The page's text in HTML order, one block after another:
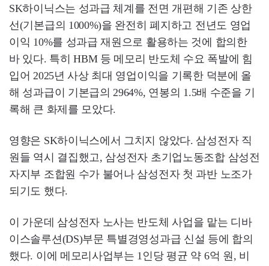
SK하이닉스는 성과급 체계를 전면 개편해 기존 상한
선(기본급의 1000%)을 완전히 폐지하고 전년도 영업
이익 10%를 성과급 재원으로 활용하는 것에 합의한
바 있다. 특히 HBM 등 메모리 반도체 수요 폭발에 힘
입어 2025년 사상 최대 영업이익을 기록한 덕분에 올
해 성과급이 기본급의 2964%, 연봉의 1.5배 수준을 기
록해 큰 화제를 모았다.
영향은 SK하이닉스에서 그치지 않았다. 삼성전자 직
원들 역시 결집했고, 삼성전자 초기업노동조합 삼성전
자지부 조합원 수가 불어나 삼성전자 첫 과반 노조가
되기도 했다.
이 가운데 삼성전자 노사는 반도체 사업을 맡는 디바
이스솔루션(DS)부문 특별경영성과급 신설 등에 합의
했다. 이에 메모리사업부는 1인당 평균 약 6억 원, 비